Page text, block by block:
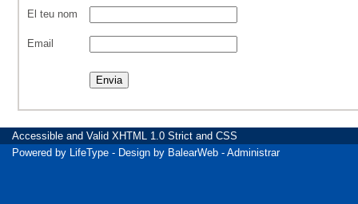
El teu nom
Email
Accessible and Valid XHTML 1.0 Strict and CSS
Powered by LifeType - Design by BalearWeb - Administrar